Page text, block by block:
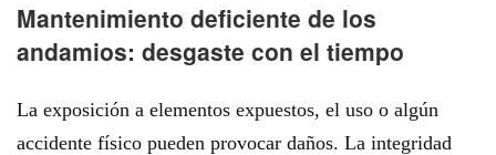
Mantenimiento deficiente de los
andamios: desgaste con el tiempo
La exposición a elementos expuestos, el uso o algún
accidente físico pueden provocar daños. La integridad